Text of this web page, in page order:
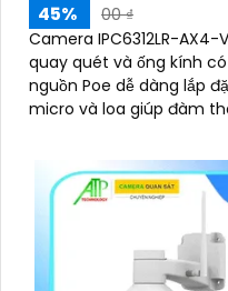
45%
00 ₫
Camera IPC6312LR-
quay quét và ống kính
nguồn Poe dễ dàng lắp
micro và loa giúp đàm
ke cắm thẻ nhớ 256GB